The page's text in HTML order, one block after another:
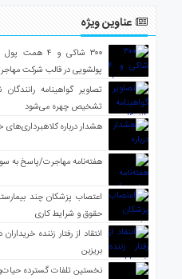
عناوین ویژه
۳۰۰ شاکی و ۴
پولشویی در قالب شرکت
تصاویر گواهینامه
تشخیص چهره می‌شود
هشدار درباره کلاهبرداری‌های
هفته‌نامه مهاجرت/پاسخ به سوالات
اعتصاب پزشکان چند
حقوق و شرایط کاری
انتقاد از رفتار زننده
بریزبن
نخستین تلفات گسترده